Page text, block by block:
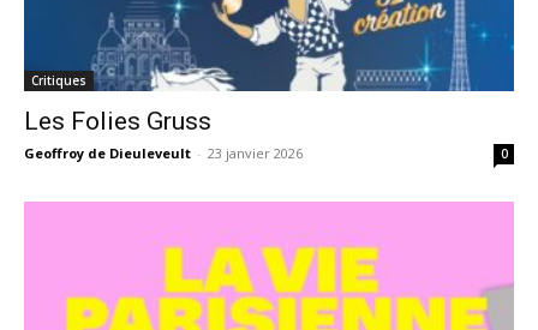
Critiques
Les Folies Gruss
Geoffroy de Dieuleveult - 23 janvier 2026 0